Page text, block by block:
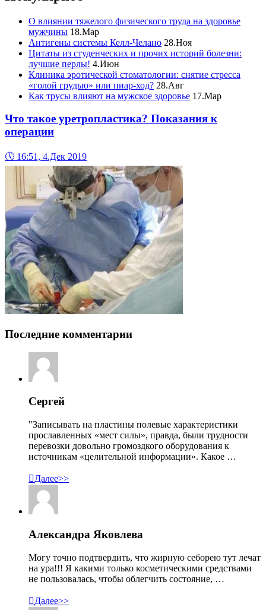
О влиянии тяжелого физического труда на здоровье
мужчины 18.Мар
Антигены системы Келл-Челано 28.Ноя
Цитаты из студенческих и прочих историй болезни:
лучшие перлы! 4.Июн
Клиника эротической стоматологии: снятие стресса
«голой грудью» или пиар-ход? 28.Авг
Как трусы влияют на мужское здоровье 17.Мар
Что такое уретропластика? Показания к
операции
🕔 16:51, 4.Дек 2019
Последние комментарии
Сергей
"Записывать на пластины полевые характеристики
прославленных «мест силы», правда, были трудности
перевозки довольно громоздкого оборудования к
источникам «целительной информации». Какое …
Далее>>
Александра Яковлева
Могу точно подтвердить, что жирную себорею тут лечат
на ура!!! Я какими только косметическими средствами
не пользовалась, чтобы облегчить состояние, …
Далее>>